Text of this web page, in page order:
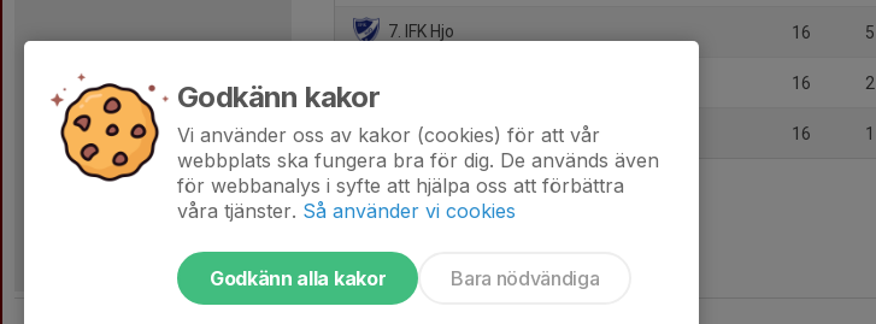
7. IFK Hjo 16 5
16 2
9. Stenstorps IF 16 1
Godkänn kakor
Vi använder oss av kakor (cookies) för att vår
webbplats ska fungera bra för dig. De används även
för webbanalys i syfte att hjälpa oss att förbättra
våra tjänster. Så använder vi cookies
Godkänn alla kakor Bara nödvändiga